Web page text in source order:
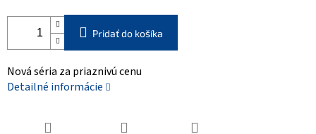
Pridať do košíka
Nová séria za priaznivú cenu
Detailné informácie